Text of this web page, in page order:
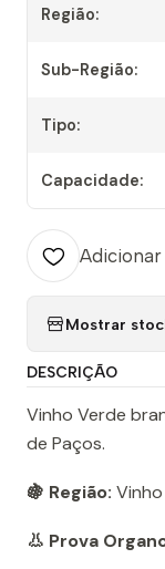
Região:
Sub-Região:
Tipo:
Capacidade:
Mostrar
DESCRIÇÃO
Vinho Verde
de Paços.
🍇 Região:
👃 Prova